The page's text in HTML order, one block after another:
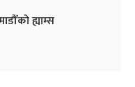
ह्याम्स